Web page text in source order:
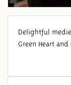
Delightful
Green Heart